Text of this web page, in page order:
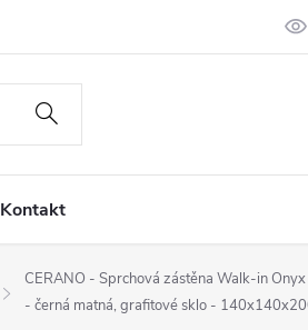
Ochrana
Kontakt
CERANO - Sprchová zástěna Walk-in
- černá matná, grafitové sklo -